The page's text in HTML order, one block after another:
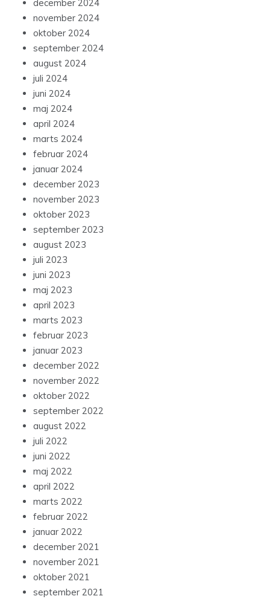
december 2024
november 2024
oktober 2024
september 2024
august 2024
juli 2024
juni 2024
maj 2024
april 2024
marts 2024
februar 2024
januar 2024
december 2023
november 2023
oktober 2023
september 2023
august 2023
juli 2023
juni 2023
maj 2023
april 2023
marts 2023
februar 2023
januar 2023
december 2022
november 2022
oktober 2022
september 2022
august 2022
juli 2022
juni 2022
maj 2022
april 2022
marts 2022
februar 2022
januar 2022
december 2021
november 2021
oktober 2021
september 2021